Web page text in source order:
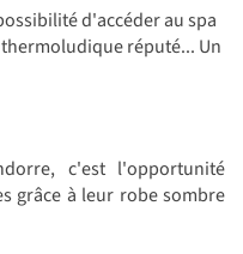
d'accéder au spa
réputé... Un
c'est l'opportunité
grâce à leur robe sombre